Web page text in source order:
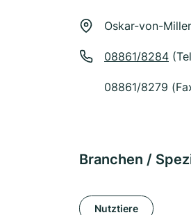
Oskar-von-
08861/8284
08861/8279
Branchen /
Nutztiere